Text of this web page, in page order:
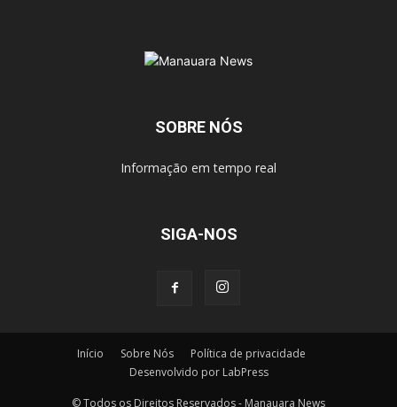
SOBRE NÓS
Informação em tempo real
SIGA-NOS
Início Sobre Nós
Política de privacidade
Desenvolvido por LabPress
© Todos os Direitos Reservados - Manauara News